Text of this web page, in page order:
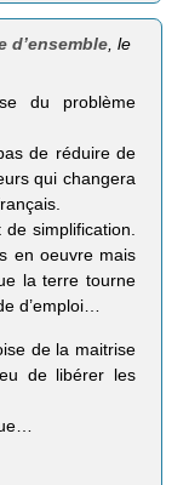
d’ensemble, le
du problème
de réduire de
qui changera
de simplification.
en oeuvre mais
la terre tourne
d’emploi…
de la maitrise
de libérer les